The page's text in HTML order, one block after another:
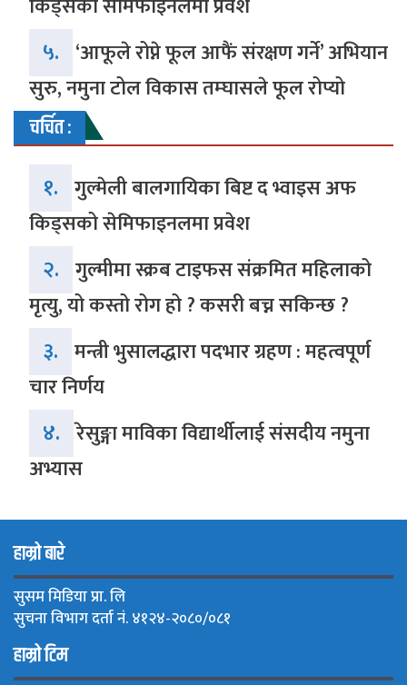
किड्सको सेमिफाइनलमा प्रवेश
५. ‘आफूले रोप्ने फूल आफैं संरक्षण गर्ने’ अभियान
सुरु, नमुना टोल विकास तम्घासले फूल रोप्यो
चर्चित :
१. गुल्मेली बालगायिका बिष्ट द भ्वाइस अफ
किड्सको सेमिफाइनलमा प्रवेश
२. गुल्मीमा स्क्रब टाइफस संक्रमित महिलाको
मृत्यु, यो कस्तो रोग हो ? कसरी बच्न सकिन्छ ?
३. मन्त्री भुसालद्धारा पदभार ग्रहण : महत्वपूर्ण
चार निर्णय
४. रेसुङ्गा माविका विद्यार्थीलाई संसदीय नमुना
अभ्यास
हाम्रो बारे
सुसम मिडिया प्रा. लि
सुचना विभाग दर्ता नं. ४१२४-२०८०/०८१
हाम्रो टिम